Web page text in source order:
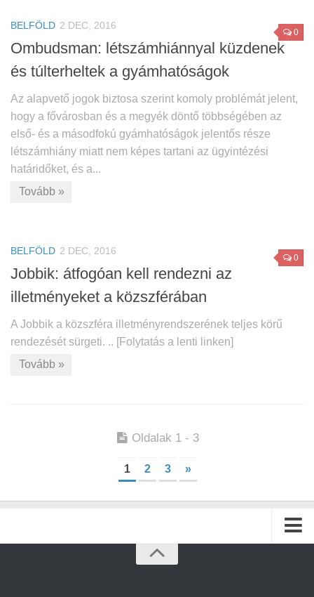
0
BELFÖLD 2 DEC, 2016
Ombudsman: létszámhiánnyal küzdenek
és túlterheltek a gyámhatóságok
Az alapvető jogok biztosa szerint komoly problémát jelent,
hogy a fővárosban és a megyék döntő többségében az
első- és a másodfokú gyámhatóságok jelentős része
létszámhiány miatt nem képes tartani az ügyintézési
határidőket, és a...
Tovább »
0
BELFÖLD 2 DEC, 2016
Jobbik: átfogóan kell rendezni az
illetményeket a közszférában
A Jobbik a közszféra illetményrendszerének teljes körű
rendezését sürgeti. .. [Folytatás a lenti linken]
Tovább »
Oldalak 1 - 3
1 2 3 »